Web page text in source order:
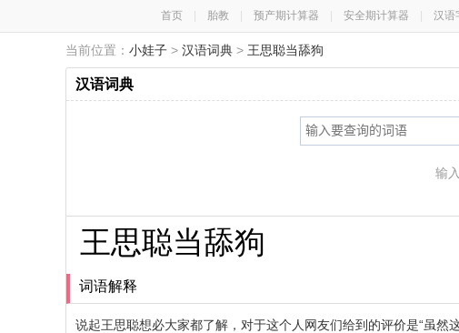
首页 胎教 预产期计算器 安全期计算器 汉语
当前位置： 小娃子 > 汉语词典 > 王思聪当舔狗
汉语词典
输
王思聪当舔狗
词语解释
说起王思聪想必大家都了解，对于这个人网友们给到的评价是“虽